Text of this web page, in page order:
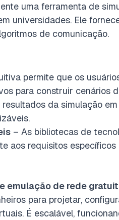
uma ferramenta de
universidades. Ele
de comunicação.
permite que os
para construir cenários
da simulação
– As bibliotecas de
aos requisitos específicos
emulação de rede
para projetar,
É escalável,